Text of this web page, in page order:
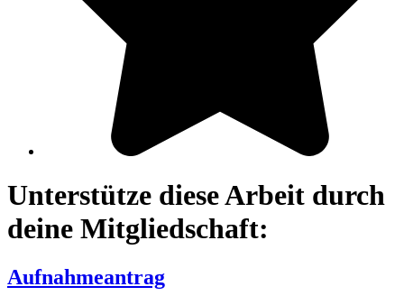
Unterstütze diese Arbeit durch
deine Mitgliedschaft:
Aufnahmeantrag